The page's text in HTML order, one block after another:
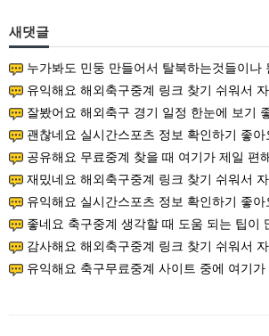
새댓글
누가봐도 민둥 만들어서 탈북하는것들이나 뭔가 쳐들어오는 낌새를 미리 알아차리기 위함이
유익해요 해외축구중계 링크 찾기 쉬워서 자주 와요. 참고로 무료스포츠중계 정보 확
잘봤어요 해외축구 경기 일정 한눈에 보기 좋아요. 덕분에 epl중계 볼 때 공식
괜찮네요 실시간스포츠 정보 확인하기 좋아요. 그래도 epl중계 볼 때 공식 중계
공유해요 무료중계 찾을 때 여기가 제일 편해요. 그리고 무료스포츠중계 정보 확인할
재밌네요 해외축구중계 링크 찾기 쉬워서 자주 와요. 그래서 해외축구중계도 정식 서
유익해요 실시간스포츠 정보 확인하기 좋아요. 덕분에 스포츠중계는 합법적인 경로로만
좋네요 축구중계 생각할 때 도움 되는 팁이 많네요. 그런데 해외축구중계도 정식 서비스
감사해요 해외축구중계 링크 찾기 쉬워서 자주 와요. 어쨌든 축구무료중계도 합법적인
유익해요 축구무료중계 사이트 중에 여기가 최고예요. 참고로 축구무료중계도 합법적인